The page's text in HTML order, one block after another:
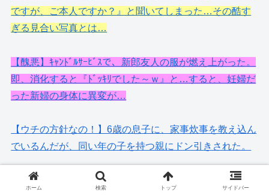
ですが、ご本人ですか？』と聞いてしまった…その酷す
ぎる見合い写真とは…
【醜悪】ｷｬﾝﾄﾞﾙｻｰﾋﾞｽで、新郎友人の服が燃え上がった。
即、消化すると『ﾄﾞｯｷﾘでした～ｗ』と…すると、妊婦だ
った新婦の身体に異変が…
【ウチの方針なの！】6歳の息子に、家事炊事を教え込ん
でいるんだが、同い年の子を持つ親にドン引きされた。
【唖然】甥の葬式に参列したんだが、焼香時に息子が
ホーム 検索 トップ サイドバー